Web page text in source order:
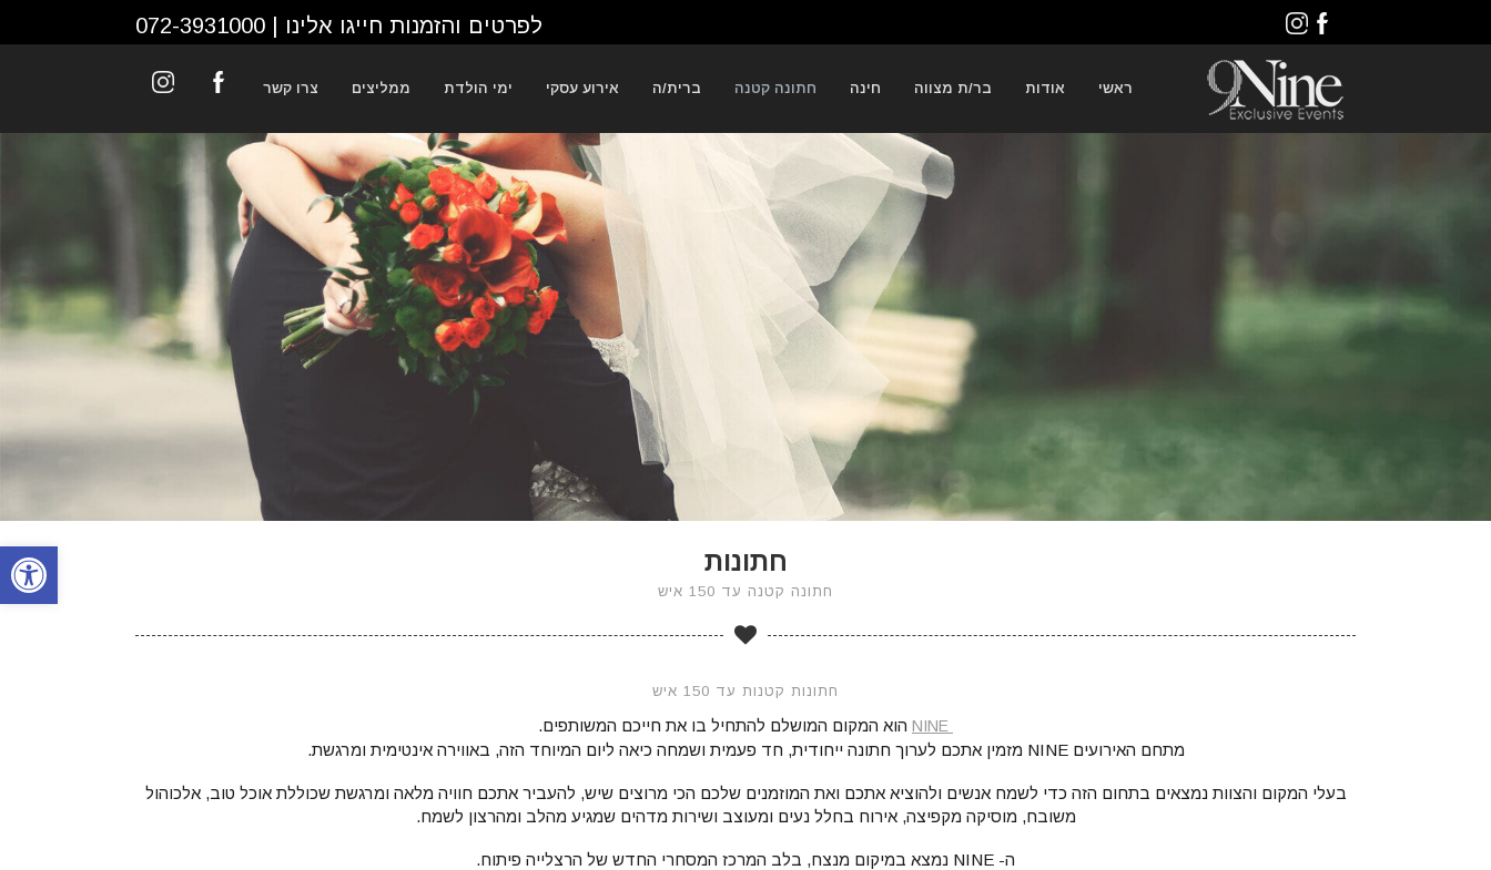
פתח סרגל נגישות
לפרטים והזמנות חייגו אלינו | 072-3931000
ראשי אודות בר/ת מצווה חינה חתונה קטנה ברית/ה אירוע עסקי ימי הולדת ממליצים צרו קשר
חתונות
חתונה קטנה עד 150 איש
חתונות קטנות עד 150 איש
הוא המקום המושלם להתחיל בו את חייכם המשותפים.
מתחם האירועים NINE מזמין אתכם לערוך חתונה ייחודית, חד פעמית ושמחה כיאה ליום המיוחד הזה, באווירה אינטימית ומרגשת.
בעלי המקום והצוות נמצאים בתחום הזה כדי לשמח אנשים ולהוציא אתכם ואת המוזמנים שלכם הכי מרוצים שיש, להעביר אתכם חוויה מלאה ומרגשת שכוללת אוכל טוב, אלכוהול
משובח, מוסיקה מקפיצה, אירוח בחלל נעים ומעוצב ושירות מדהים שמגיע מהלב ומהרצון לשמח.
ה- NINE נמצא במיקום מנצח, בלב המרכז המסחרי החדש של הרצלייה פיתוח.